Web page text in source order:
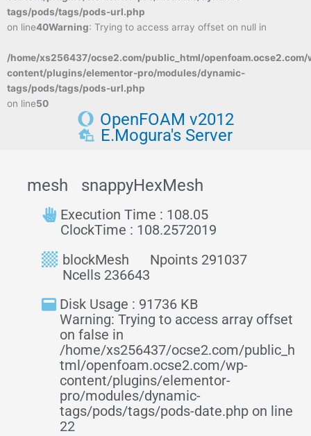
tags/pods/tags/pods-url.php
on line40Warning: Trying to access array offset on null in
/home/xs256437/ocse2.com/public_html/openfoam.ocse2.com/
content/plugins/elementor-pro/modules/dynamic-
tags/pods/tags/pods-url.php
on line50
OpenFOAM v2012
E.Mogura's Server
mesh snappyHexMesh
Execution Time : 108.05
ClockTime : 108.2572019
blockMesh
Npoints 291037
Ncells 236643
Disk Usage : 91736 KB
Warning: Trying to access array offset
on false in
/home/xs256437/ocse2.com/public_h
tml/openfoam.ocse2.com/wp-
content/plugins/elementor-
pro/modules/dynamic-
tags/pods/tags/pods-date.php on line
22